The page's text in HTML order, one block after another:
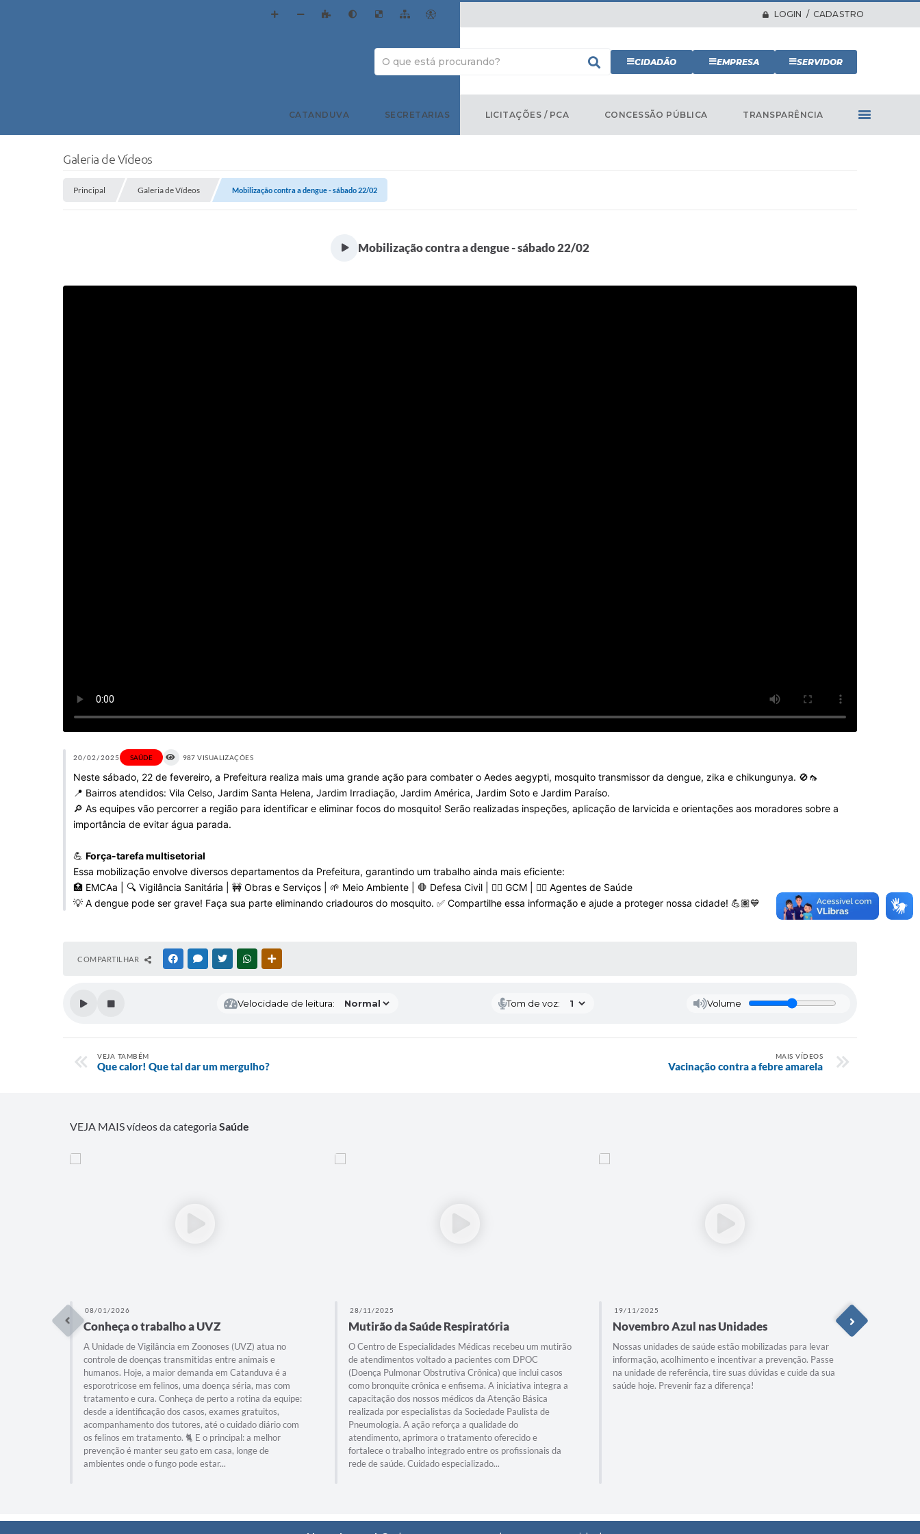
LOGIN / CADASTRO
CIDADÃO EMPRESA SERVIDOR
CATANDUVA SECRETARIAS LICITAÇÕES / PCA CONCESSÃO PÚBLICA TRANSPARÊNCIA
Galeria de Vídeos
Principal Galeria de Vídeos Mobilização contra a dengue - sábado 22/02
Mobilização contra a dengue - sábado 22/02
20/02/2025 SAÚDE 987 VISUALIZAÇÕES
Neste sábado, 22 de fevereiro, a Prefeitura realiza mais uma grande ação para combater o Aedes aegypti, mosquito transmissor da dengue, zika e chikungunya. 🚫🦟
📍 Bairros atendidos: Vila Celso, Jardim Santa Helena, Jardim Irradiação, Jardim América, Jardim Soto e Jardim Paraíso.
🔎 As equipes vão percorrer a região para identificar e eliminar focos do mosquito! Serão realizadas inspeções, aplicação de larvicida e orientações aos moradores sobre a
importância de evitar água parada.
💪 Força-tarefa multisetorial
Essa mobilização envolve diversos departamentos da Prefeitura, garantindo um trabalho ainda mais eficiente:
🏥 EMCAa | 🔍 Vigilância Sanitária | 🚧 Obras e Serviços | 🌱 Meio Ambiente | 🛑 Defesa Civil | 👮‍♂️ GCM | 👩‍⚕️ Agentes de Saúde
💡 A dengue pode ser grave! Faça sua parte eliminando criadouros do mosquito. ✅ Compartilhe essa informação e ajude a proteger nossa cidade! 💪🏽💙
COMPARTILHAR FACEBOOKMESSENGER
TWITTERWHATSAPP
Velocidade de leitura: Tom de voz: Volume
VEJA TAMBÉM
Que calor! Que tal dar um mergulho?
MAIS VÍDEOS
Vacinação contra a febre amarela
VEJA MAIS vídeos da categoriaSaúde
08/01/2026
Conheça o trabalho a UVZ
A Unidade de Vigilância em Zoonoses (UVZ) atua no
controle de doenças transmitidas entre animais e
humanos. Hoje, a maior demanda em Catanduva é a
esporotricose em felinos, uma doença séria, mas com
tratamento e cura. Conheça de perto a rotina da equipe:
desde a identificação dos casos, exames gratuitos,
acompanhamento dos tutores, até o cuidado diário com
os felinos em tratamento. 🐈 E o principal: a melhor
prevenção é manter seu gato em casa, longe de
ambientes onde o fungo pode estar...
28/11/2025
Mutirão da Saúde Respiratória
O Centro de Especialidades Médicas recebeu um mutirão
de atendimentos voltado a pacientes com DPOC
(Doença Pulmonar Obstrutiva Crônica) que inclui casos
como bronquite crônica e enfisema. A iniciativa integra a
capacitação dos nossos médicos da Atenção Básica
realizada por especialistas da Sociedade Paulista de
Pneumologia. A ação reforça a qualidade do
atendimento, aprimora o tratamento oferecido e
fortalece o trabalho integrado entre os profissionais da
rede de saúde. Cuidado especializado...
19/11/2025
Novembro Azul nas Unidades
Nossas unidades de saúde estão mobilizadas para levar
informação, acolhimento e incentivar a prevenção. Passe
na unidade de referência, tire suas dúvidas e cuide da sua
saúde hoje. Prevenir faz a diferença!